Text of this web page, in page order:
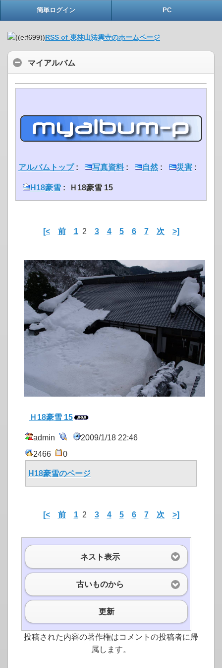
簡単ログイン PC
RSS of 東林山法雲寺のホームページ
マイアルバム
アルバムトップ: 写真資料: 自然: 災害 :
H18豪雪 : Ｈ18豪雪 15
[< 前 12 3 4 5 6 7 次 >]
Ｈ18豪雪 15
admin
2009/1/18 22:46
2466
0
H18豪雪のページ
[< 前 12 3 4 5 6 7 次 >]
ネスト表示
古いものから
更新
投稿された内容の著作権はコメントの投稿者に帰
属します。